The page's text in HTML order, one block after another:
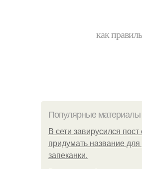
как
Популярные материалы
В сети завирусился пост
придумать название
запеканки.